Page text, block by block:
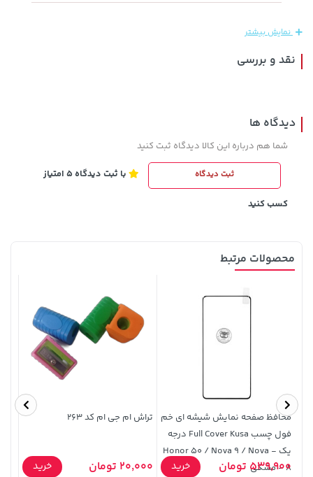
خرید 315,900 تومان خرید
145,000 تومان خرید
2,679,000 تومان
خرید
نمایش بیشتر
نقد و بررسی
دیدگاه ها
شما هم درباره این کالا دیدگاه ثبت کنید
ثبت دیدگاه با ثبت دیدگاه 5 امتیاز
کسب کنید
محصولات مرتبط
محافظ صفحه نمایش شیشه ای خم
فول چسب Full Cover Kusa درجه
یک - Honor 50 / Nova 9 / Nova
8 - مشکی
539,900 تومان خرید
تراش ام جی ام کد 263
20,000 تومان خرید